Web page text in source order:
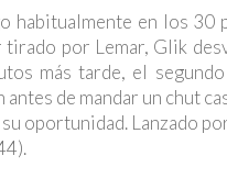
habitualmente en los
por Lemar, Glik
más tarde, el
de mandar un chut
oportunidad. Lanzado